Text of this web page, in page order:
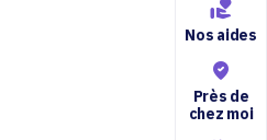
Nos aides
Près de
chez moi